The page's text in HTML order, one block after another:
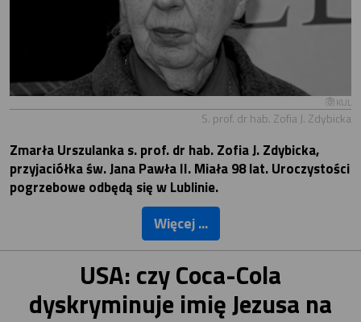
KUL
S. prof. dr hab. Zofia J. Zdybicka
Zmarła Urszulanka s. prof. dr hab. Zofia J. Zdybicka,
przyjaciółka św. Jana Pawła II. Miała 98 lat. Uroczystości
pogrzebowe odbędą się w Lublinie.
Więcej ...
USA: czy Coca-Cola
dyskryminuje imię Jezusa na